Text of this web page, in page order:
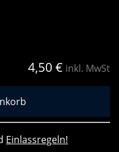
4,50 € inkl. MwSt
Einlassregeln!